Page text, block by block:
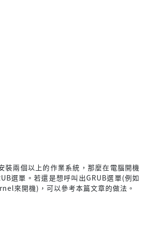
裝兩個以上的作業系統，那麼在電腦開機
選單。若還是想呼叫出GRUB選單(例如
來開機)，可以參考本篇文章的做法。